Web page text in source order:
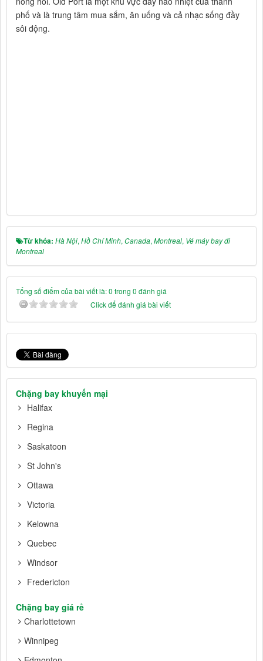
phố và là trung tâm mua sắm, ăn uống và cả nhạc sống đầy
sôi động.
Từ khóa: Hà Nội, Hồ Chí Minh, Canada, Montreal, Vé máy bay đi
Montreal
Tổng số điểm của bài viết là: 0 trong 0 đánh giá
Click để đánh giá bài viết
Chặng bay khuyến mại
Halifax
Regina
Saskatoon
St John's
Ottawa
Victoria
Kelowna
Quebec
Windsor
Fredericton
Chặng bay giá rẻ
Charlottetown
Winnipeg